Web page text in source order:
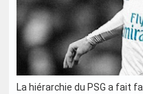
La hiérarchie du PSG a fait